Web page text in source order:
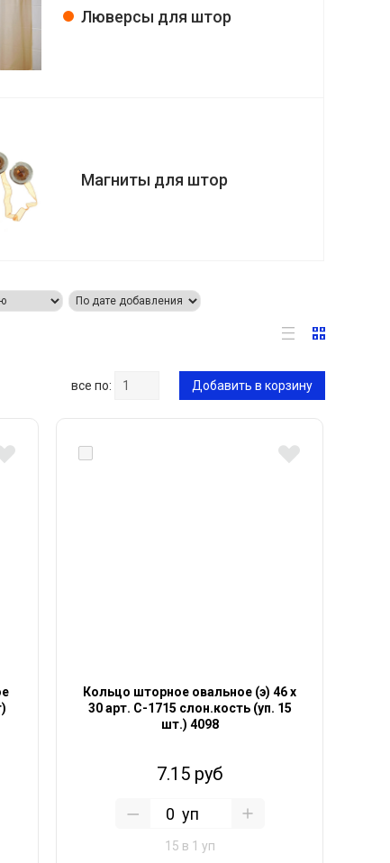
Люверсы для штор
Магниты для штор
все по: Добавить в корзину
Кольцо шторное овальное (э) 46 х
30 арт. С-1715 слон.кость (уп. 15
шт.) 4098
7.15 руб
уп
15 в 1 уп